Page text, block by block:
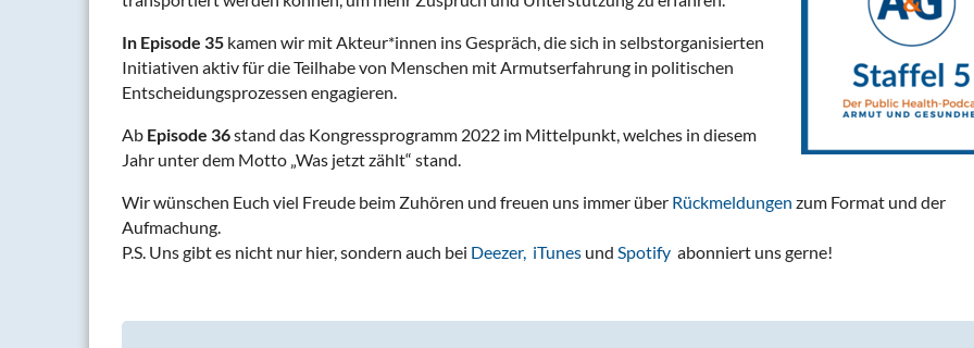
In Episode 35 kamen wir mit Akteur*innen ins Gespräch, die sich in selbstorganisierten
Initiativen aktiv für die Teilhabe von Menschen mit Armutserfahrung in politischen
Entscheidungsprozessen engagieren.
Ab Episode 36stand das Kongressprogramm 2022 im Mittelpunkt, welches in diesem
Jahr unter dem Motto „Was jetzt zählt“ stand.
Wir wünschen Euch viel Freude beim Zuhören und freuen uns immer über Rückmeldungen zum Format und der
Aufmachung.
P.S. Uns gibt es nicht nur hier, sondern auch bei Deezer, iTunes und Spotify abonniert uns gerne!